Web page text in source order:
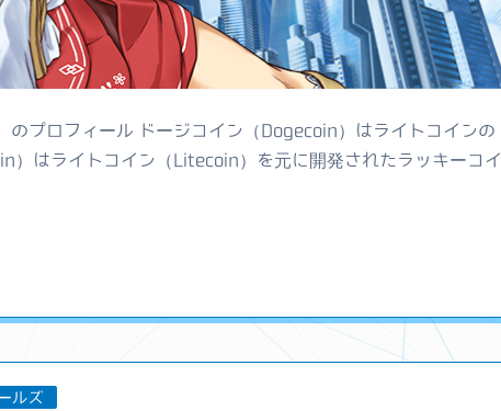
のプロフィール ドージコイン（Dogecoin）はライトコインの
）はライトコイン（Litecoin）を元に開発されたラッキーコイ
ルズ